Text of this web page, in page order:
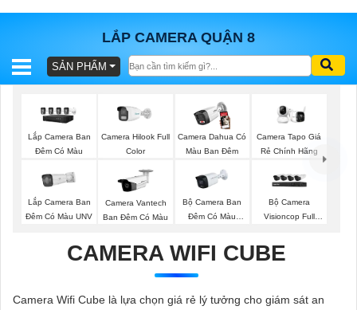
LẮP CAMERA QUẬN 8
BÁO
TRỌN
GÓI
SẢN
TƯ
SẢN PHẨM
Lắp Camera Ban
Đêm Có Màu
Camera Hilook Full
Color
Camera Dahua Có
Màu Ban Đêm
Camera Tapo Giá
Rẻ Chính Hãng
Lắp Camera Ban
Đêm Có Màu UNV
Camera Vantech
Ban Đêm Có Màu
Bộ Camera Ban
Đêm Có Màu
Bộ Camera
Visioncop Full
CAMERA WIFI CUBE
Camera Wifi Cube là lựa chọn giá rẻ lý tưởng cho giám sát an